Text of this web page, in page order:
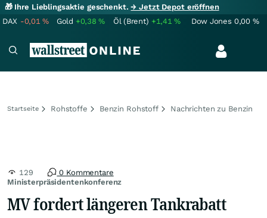
🎁 Ihre Lieblingsaktie geschenkt.→ Jetzt Depot eröffnen
DAX -0,01% Gold +0,38% Öl (Brent) +1,41% Dow Jones 0,00 %
Startseite Rohstoffe Benzin Rohstoff Nachrichten zu Benzin
Ministerpräsidentenkonferenz
129 0 Kommentare
MV fordert längeren Tankrabatt